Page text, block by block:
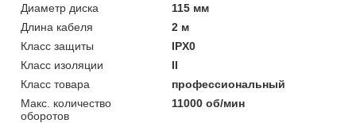
Диаметр диска
115 мм
Длина кабеля
2 м
Класс защиты
IPX0
Класс изоляции
II
Класс товара
профессиональный
Макс. количество
оборотов
11000 об/мин